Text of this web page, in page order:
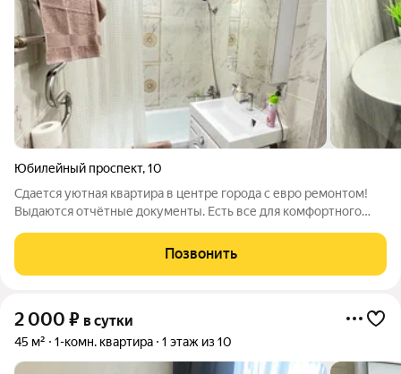
Юбилейный проспект,10
Сдается уютная квартира в центре города с евро ремонтом!
Bыдаются отчётные документы. Есть все для комфopтнoгo
диван, плaзменный тeлeвизоp с кабельным ТВ, интернет Wi-Fi.
круглый год горячая
Позвонить
2 000 ₽ в сутки
45 м² 1-комн. квартира 1 этаж из 10